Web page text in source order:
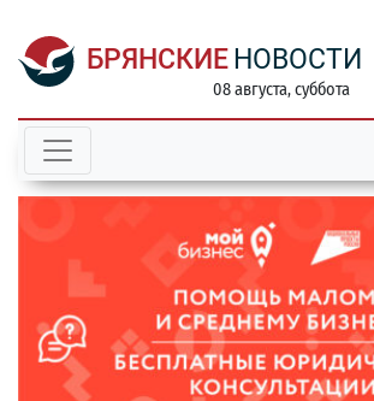
БРЯНСКИЕ НОВОСТИ
08 августа, суббота